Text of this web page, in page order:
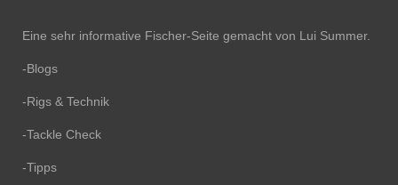
Eine sehr informative Fischer-Seite gemacht von Lui Summer.
-Blogs
-Rigs & Technik
-Tackle Check
-Tipps